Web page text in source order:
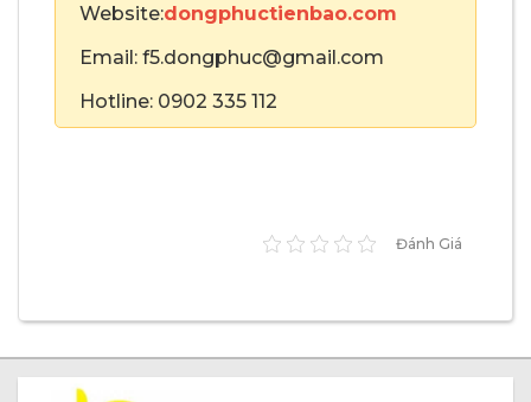
Website:dongphuctienbao.com
Email: f5.dongphuc@gmail.com
Hotline: 0902 335 112
Đánh Giá